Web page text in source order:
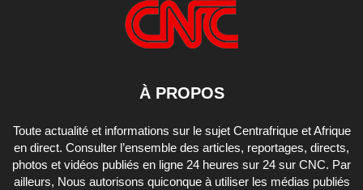
À PROPOS
Toute actualité et informations sur le sujet Centrafrique et Afrique
en direct. Consulter l’ensemble des articles, reportages, directs,
photos et vidéos publiés en ligne 24 heures sur 24 sur CNC. Par
ailleurs, Nous autorisons quiconque à utiliser les médias publiés